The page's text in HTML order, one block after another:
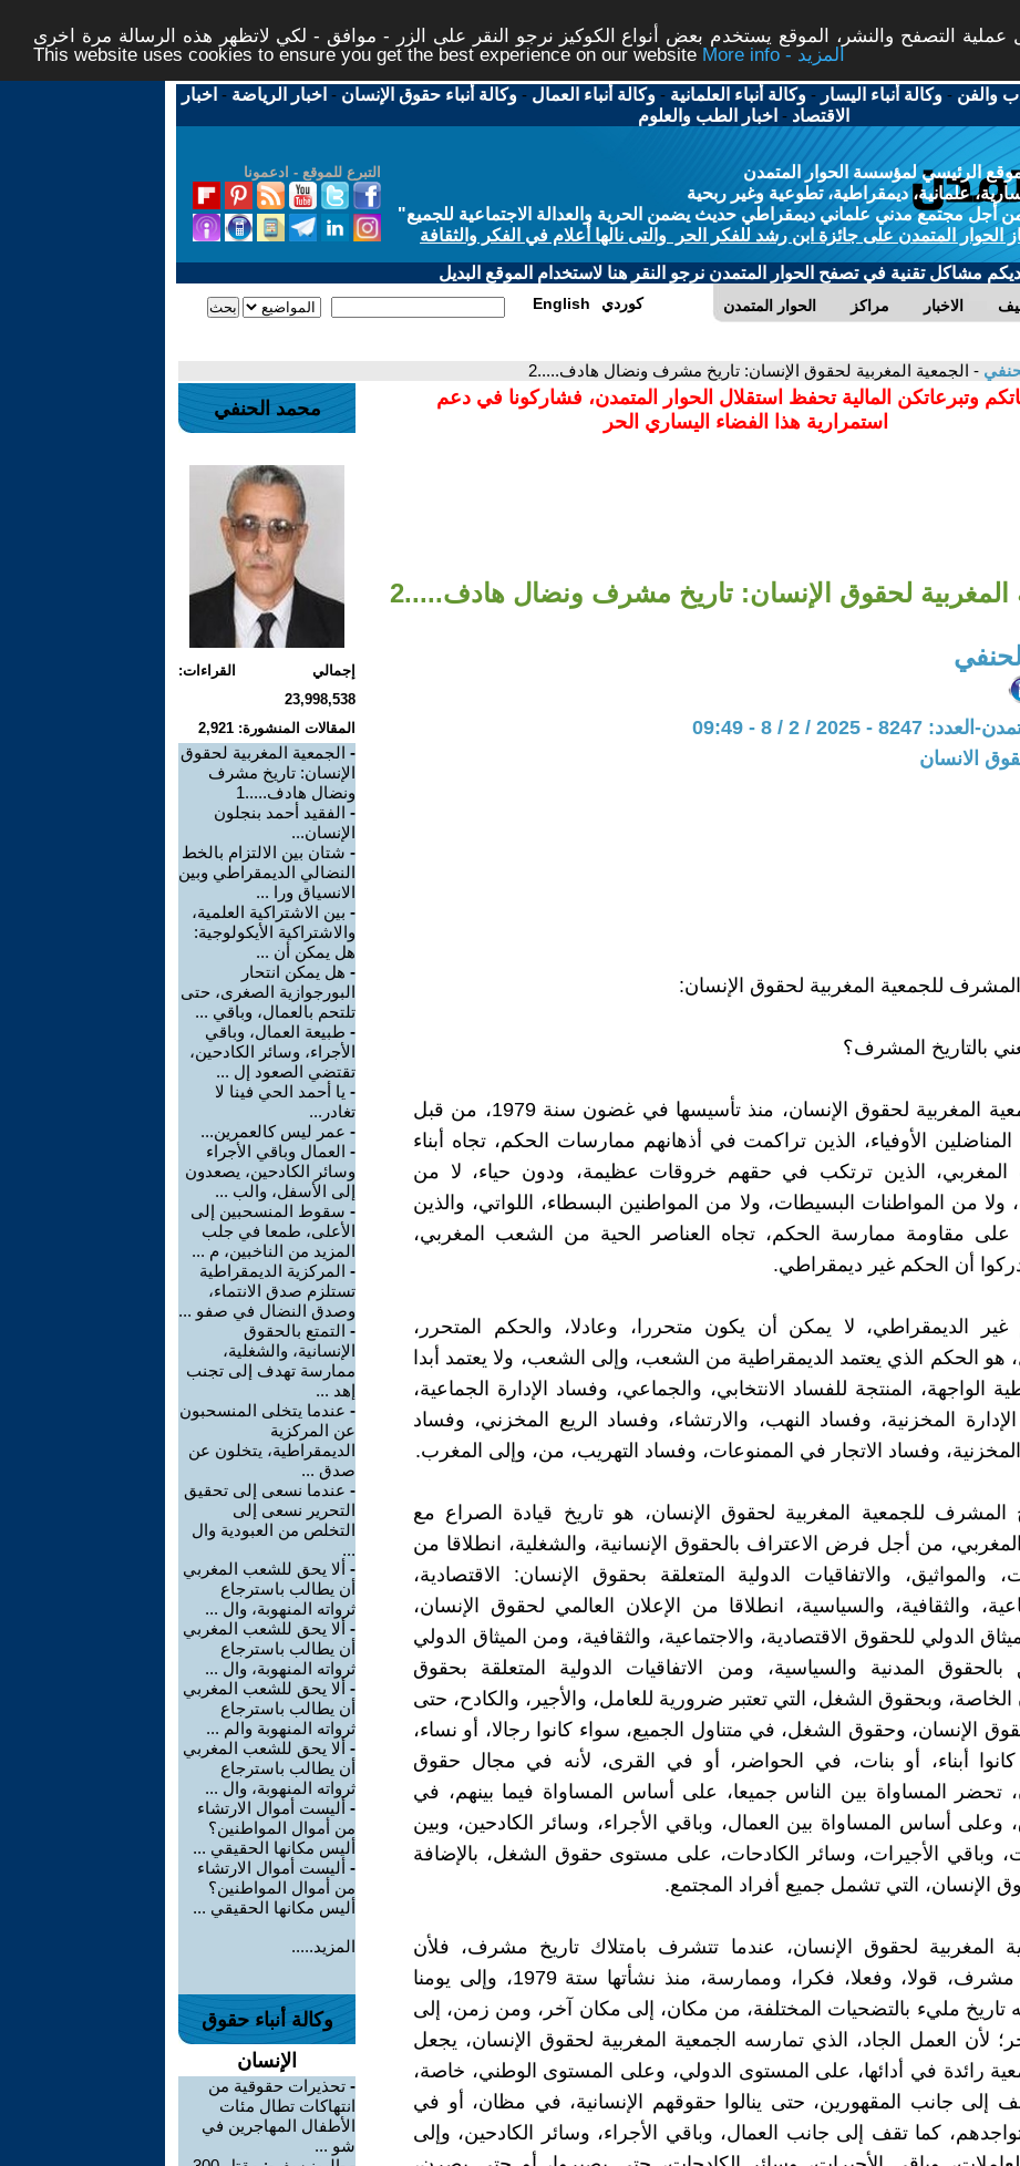
التصفح والنشر، الموقع يستخدم بعض أنواع الكوكيز نرجو النقر على الزر - موافق - لكي لاتظهر هذه الرسالة مرة اخرى -
This website uses cookies to ensure you get the best experience on our website
More info - المزيد
والفن -وكالة أنباء اليسار -وكالة أنباء العلمانية -وكالة أنباء العمال -وكالة أنباء حقوق الإنسان - اخبار الرياضة - اخبار
الاقتصاد - اخبار الطب والعلوم
التبرع للموقع - ادعمونا
الرئيسي لمؤسسة الحوار المتمدن
علمانية، ديمقراطية، تطوعية وغير ربحية
أجل مجتمع مدني علماني ديمقراطي حديث يضمن الحرية والعدالة الاجتماعية للجميع"
الحوار المتمدن على جائزة ابن رشد للفكر الحر والتى نالها أعلام في الفكر والثقافة
لديكم مشاكل تقنية في تصفح الحوار المتمدن نرجو النقر هنا لاستخدام الموقع البديل
الحوار المتمدن مراكز الاخبار English كوردي
- الجمعية المغربية لحقوق الإنسان: تاريخ مشرف ونضال هادف.....2
وتبرعاتكن المالية تحفظ استقلال الحوار المتمدن، فشاركونا في دعم
استمرارية هذا الفضاء اليساري الحر
المغربية لحقوق الإنسان: تاريخ مشرف ونضال هادف.....2
8247 - 2025 / 2 / 8 - 09:49
الانسان
المشرف للجمعية المغربية لحقوق الإنسان:
بالتاريخ المشرف؟
إن الجمعية المغربية لحقوق الإنسان، منذ تأسيسها في غضون سنة 1979، من قبل
الأوفياء، الذين تراكمت في أذهانهم ممارسات الحكم، تجاه أبناء
المغربي، الذين ترتكب في حقهم خروقات عظيمة، ودون حياء، لا من
ولا من المواطنات البسيطات، ولا من المواطنين البسطاء، اللواتي، والذين
على مقاومة ممارسة الحكم، تجاه العناصر الحية من الشعب المغربي،
أن الحكم غير ديمقراطي.
غير الديمقراطي، لا يمكن أن يكون متحررا، وعادلا، والحكم المتحرر،
هو الحكم الذي يعتمد الديمقراطية من الشعب، وإلى الشعب، ولا يعتمد أبدا
الواجهة، المنتجة للفساد الانتخابي، والجماعي، وفساد الإدارة الجماعية،
المخزنية، وفساد النهب، والارتشاء، وفساد الريع المخزني، وفساد
المخزنية، وفساد الاتجار في الممنوعات، وفساد التهريب، من، وإلى المغرب.
المشرف للجمعية المغربية لحقوق الإنسان، هو تاريخ قيادة الصراع مع
من أجل فرض الاعتراف بالحقوق الإنسانية، والشغلية، انطلاقا من
والمواثيق، والاتفاقيات الدولية المتعلقة بحقوق الإنسان: الاقتصادية،
والثقافية، والسياسية، انطلاقا من الإعلان العالمي لحقوق الإنسان،
الدولي للحقوق الاقتصادية، والاجتماعية، والثقافية، ومن الميثاق الدولي
بالحقوق المدنية والسياسية، ومن الاتفاقيات الدولية المتعلقة بحقوق
الخاصة، وبحقوق الشغل، التي تعتبر ضرورية للعامل، والأجير، والكادح، حتى
الإنسان، وحقوق الشغل، في متناول الجميع، سواء كانوا رجالا، أو نساء،
أبناء، أو بنات، في الحواضر، أو في القرى، لأنه في مجال حقوق
تحضر المساواة بين الناس جميعا، على أساس المساواة فيما بينهم، في
وعلى أساس المساواة بين العمال، وباقي الأجراء، وسائر الكادحين، وبين
وباقي الأجيرات، وسائر الكادحات، على مستوى حقوق الشغل، بالإضافة
الإنسان، التي تشمل جميع أفراد المجتمع.
المغربية لحقوق الإنسان، عندما تتشرف بامتلاك تاريخ مشرف، فلأن
تاريخها مشرف، قولا، وفعلا، فكرا، وممارسة، منذ نشأتها ستة 1979، وإلى يومنا
تاريخ مليء بالتضحيات المختلفة، من مكان، إلى مكان آخر، ومن زمن، إلى
لأن العمل الجاد، الذي تمارسه الجمعية المغربية لحقوق الإنسان، يجعل
رائدة في أدائها، على المستوى الدولي، وعلى المستوى الوطني، خاصة،
إلى جانب المقهورين، حتى ينالوا حقوقهم الإنسانية، في مظان، أو في
كما تقف إلى جانب العمال، وباقي الأجراء، وسائر الكادحين، وإلى
محمد الحنفي
إجمالي القراءات:
23,998,538
المقالات المنشورة: 2,921
- الجمعية المغربية لحقوق
الإنسان: تاريخ مشرف
ونضال هادف.....1
- الفقيد أحمد بنجلون
الإنسان...
- شتان بين الالتزام بالخط
النضالي الديمقراطي وبين
الانسياق ورا ...
- بين الاشتراكية العلمية،
والاشتراكية الأيكولوجية:
هل يمكن أن ...
- هل يمكن انتحار
البورجوازية الصغرى، حتى
تلتحم بالعمال، وباقي ...
- طبيعة العمال، وباقي
الأجراء، وسائر الكادحين،
تقتضي الصعود إل ...
- يا أحمد الحي فينا لا
تغادر...
- عمر ليس كالعمرين...
- العمال وباقي الأجراء
وسائر الكادحين، يصعدون
إلى الأسفل، والب ...
- سقوط المنسحبين إلى
الأعلى، طمعا في جلب
المزيد من الناخبين، م ...
- المركزية الديمقراطية
تستلزم صدق الانتماء،
وصدق النضال في صفو ...
- التمتع بالحقوق
الإنسانية، والشغلية،
ممارسة تهدف إلى تجنب
إهد ...
- عندما يتخلى المنسحبون
عن المركزية
الديمقراطية، يتخلون عن
صدق ...
- عندما نسعى إلى تحقيق
التحرير نسعى إلى
التخلص من العبودية وال
...
- ألا يحق للشعب المغربي
أن يطالب باسترجاع
ثرواته المنهوبة، وال ...
- ألا يحق للشعب المغربي
أن يطالب باسترجاع
ثرواته المنهوبة، وال ...
- ألا يحق للشعب المغربي
أن يطالب باسترجاع
ثرواته المنهوبة والم ...
- ألا يحق للشعب المغربي
أن يطالب باسترجاع
ثرواته المنهوبة، وال ...
- أليست أموال الارتشاء
من أموال المواطنين؟
أليس مكانها الحقيقي ...
- أليست أموال الارتشاء
من أموال المواطنين؟
أليس مكانها الحقيقي ...
المزيد.....
وكالة أنباء حقوق
الإنسان
- تحذيرات حقوقية من
انتهاكات تطال مئات
الأطفال المهاجرين في
شو ...